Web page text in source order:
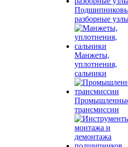
разборные
Манжеты,
уплотнения,
сальники
трансмиссии